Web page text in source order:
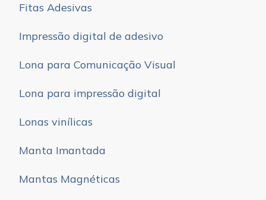
Fitas Adesivas
Impressão digital de adesivo
Lona para Comunicação Visual
Lona para impressão digital
Lonas vinílicas
Manta Imantada
Mantas Magnéticas